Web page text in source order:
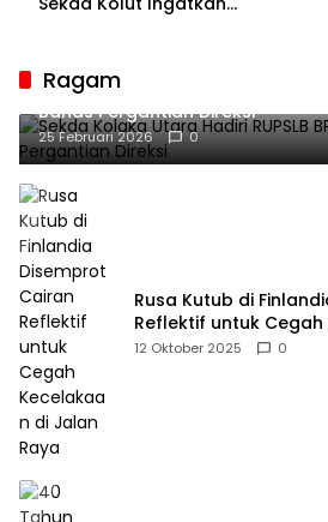
Ragam
Sekda Kolaka Utara Hadiri
Bahas Pergantian Direksi
25 Februari 2026 0
Rusa Kutub di
Reflektif untuk
Raya
12 Oktober 2025 0